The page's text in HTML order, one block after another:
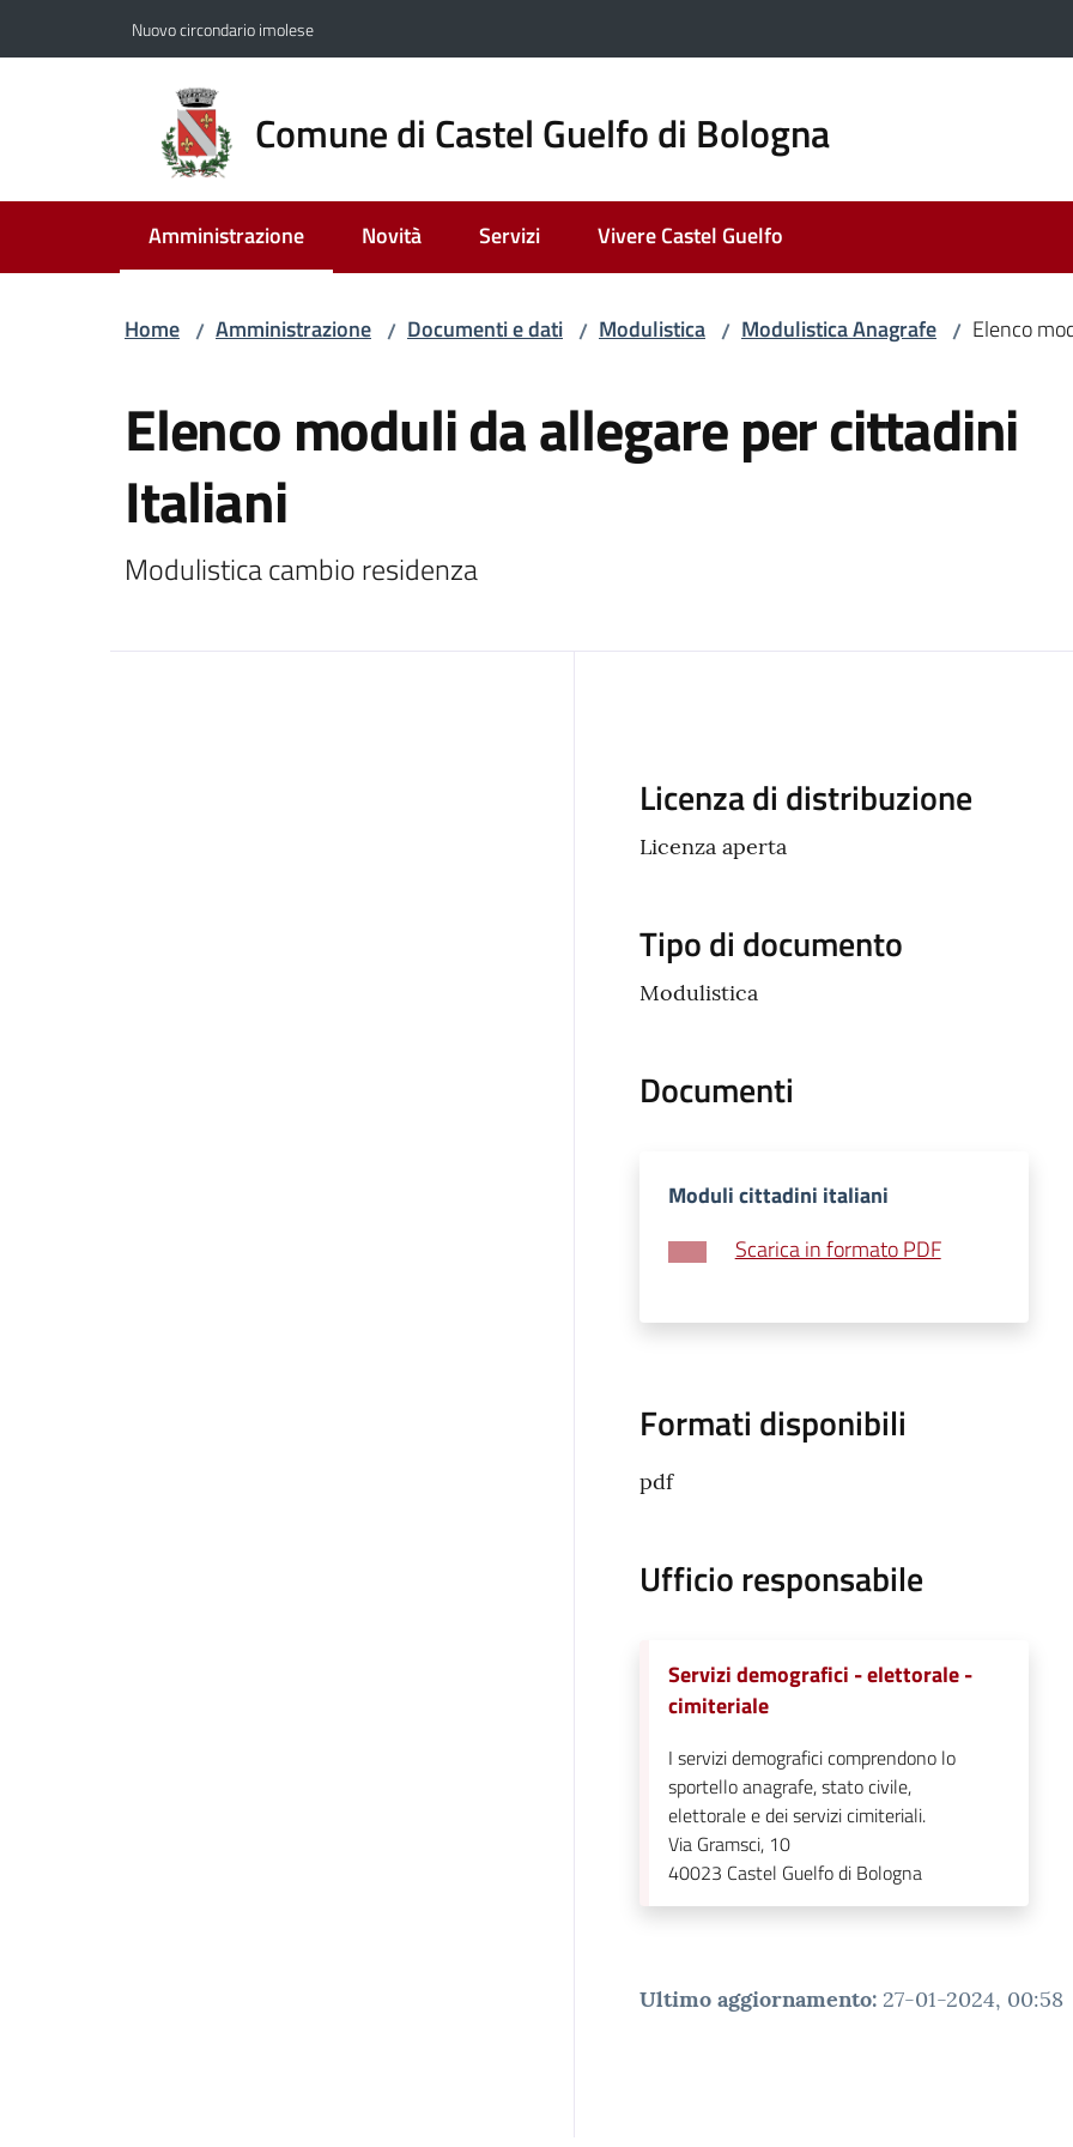
Nuovo circondario imolese
Comune di Castel Guelfo di Bologna
Amministrazione
Menu selezionato Novità Servizi Vivere Castel Guelfo
Home / Amministrazione / Documenti e dati / Modulistica / Modulistica Anagrafe / Elenco
Elenco moduli da allegare per cittadini
Italiani
Modulistica cambio residenza
Descrizione
Licenza di distribuzione
Licenza aperta
Tipo di documento
Modulistica
Documenti
Moduli cittadini italiani
Scarica in formato PDF
Formati disponibili
pdf
Ufficio responsabile
Servizi demografici - elettorale -
cimiteriale
I servizi demografici comprendono lo
sportello anagrafe, stato civile,
elettorale e dei servizi cimiteriali.
Via Gramsci, 10
40023 Castel Guelfo di Bologna
Ultimo aggiornamento: 27-01-2024, 00:58